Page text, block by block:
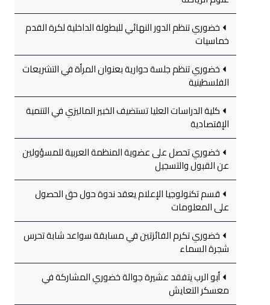
خضوري تنظم الدور النهائي للبطولة الداخلية لكرة القدم
خماسيات
خضوري تنظم جلسة حوارية بعنوان المرأة في التشريعات
الفلسطينية
كلية الدراسات العليا تستضيف الخبير الماليزي في التنمية
الإقتصادية
خضوري تحصل على عضوية المنظمة العربية للمسؤولين
عن القبول والتسجيل
قسم تكنولوجيا الإعلام يعقد ندوة حول حق الحصول
على المعلومات
خضوري تكرم الفائزتين في مسابقة سواعد شابة تحرس
شجرة السماء
أبو الرب يتفقد عشيرة جوالة خضوري المشاركة في
معسكر التعايش